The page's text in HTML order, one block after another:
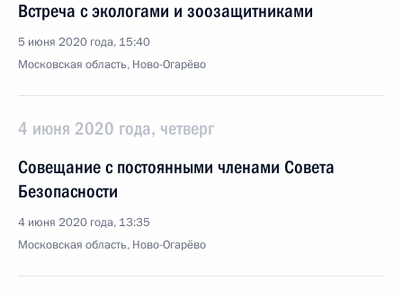
Встреча с экологами и зоозащитниками
5 июня 2020 года, 15:40
Московская область, Ново-Огарёво
4 июня 2020 года, четверг
Совещание с постоянными членами Совета
Безопасности
4 июня 2020 года, 13:35
Московская область, Ново-Огарёво